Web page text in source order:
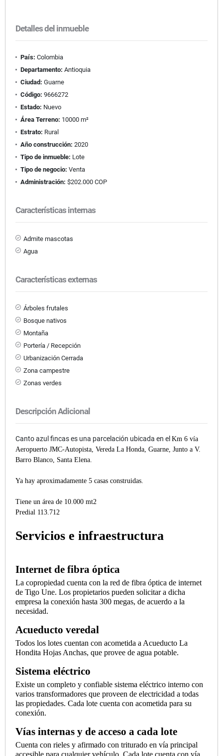
Detalles del inmueble
País: Colombia
Departamento: Antioquia
Ciudad: Guarne
Código: 9666272
Estado: Nuevo
Área Terreno: 10000 m²
Estrato: Rural
Año construcción: 2020
Tipo de inmueble: Lote
Tipo de negocio: Venta
Administración: $202.000 COP
Características internas
Admite mascotas
Agua
Características externas
Árboles frutales
Bosque nativos
Montaña
Portería / Recepción
Urbanización Cerrada
Zona campestre
Zonas verdes
Descripción Adicional
Canto azul fincas es una parcelación ubicada en el Km 6 vía
Aeropuerto JMC-Autopista, Vereda La Honda, Guarne, Junto a V.
Barro Blanco, Santa Elena.
Ya hay aproximadamente 5 casas construidas.
Tiene un área de 10.000 mt2
Predial 113.712
Servicios e infraestructura
Internet de fibra óptica
La copropiedad cuenta con la red de fibra óptica de internet
de Tigo Une. Los propietarios pueden solicitar a dicha
empresa la conexión hasta 300 megas, de acuerdo a la
necesidad.
Acueducto veredal
Todos los lotes cuentan con acometida a Acueducto La
Hondita Hojas Anchas, que provee de agua potable.
Sistema eléctrico
Existe un completo y confiable sistema eléctrico interno con
varios transformadores que proveen de electricidad a todas
las propiedades. Cada lote cuenta con acometida para su
conexión.
Vías internas y de acceso a cada lote
Cuenta con rieles y afirmado con triturado en vía principal
accesible para cualquier vehículo. Cada lote cuenta con vía